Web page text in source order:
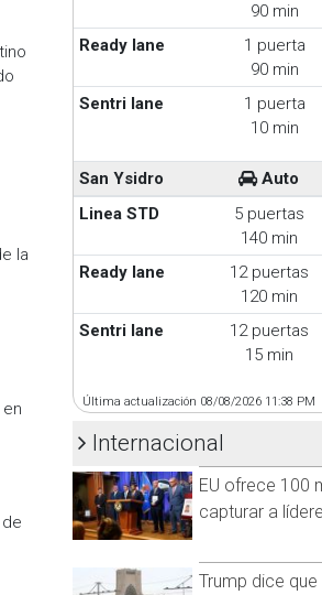
la
90 min
Ready lane
1 puerta
90 min
Sentri lane
1 puerta
10 min
San Ysidro Auto
Linea STD
5 puertas
140 min
Ready lane
12 puertas
120 min
Sentri lane
12 puertas
15 min
Última actualización 08/08/2026 11:38 PM
Internacional
EU ofrece 100
capturar a
Trump dice